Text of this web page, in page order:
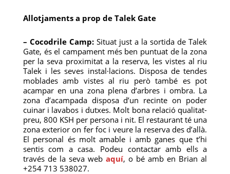
Allotjaments a prop de Talek Gate
– Cocodrile Camp:Situat just a la sortida de Talek
Gate, és el campament més ben puntuat de la zona
per la seva proximitat a la reserva, les vistes al riu
Talek i les seves instal·lacions. Disposa de tendes
moblades amb vistes al riu però també es pot
acampar en una zona plena d’arbres i ombra. La
zona d’acampada disposa d’un recinte on poder
cuinar i lavabos i dutxes. Molt bona relació qualitat-
preu, 800 KSH per persona i nit. El restaurant té una
zona exterior on fer foc i veure la reserva des d’allà.
El personal és molt amable i amb ganes que t’hi
sentis com a casa. Podeu contactar amb ells a
través de la seva web aquí, o bé amb en Brian al
+254 713 538027.